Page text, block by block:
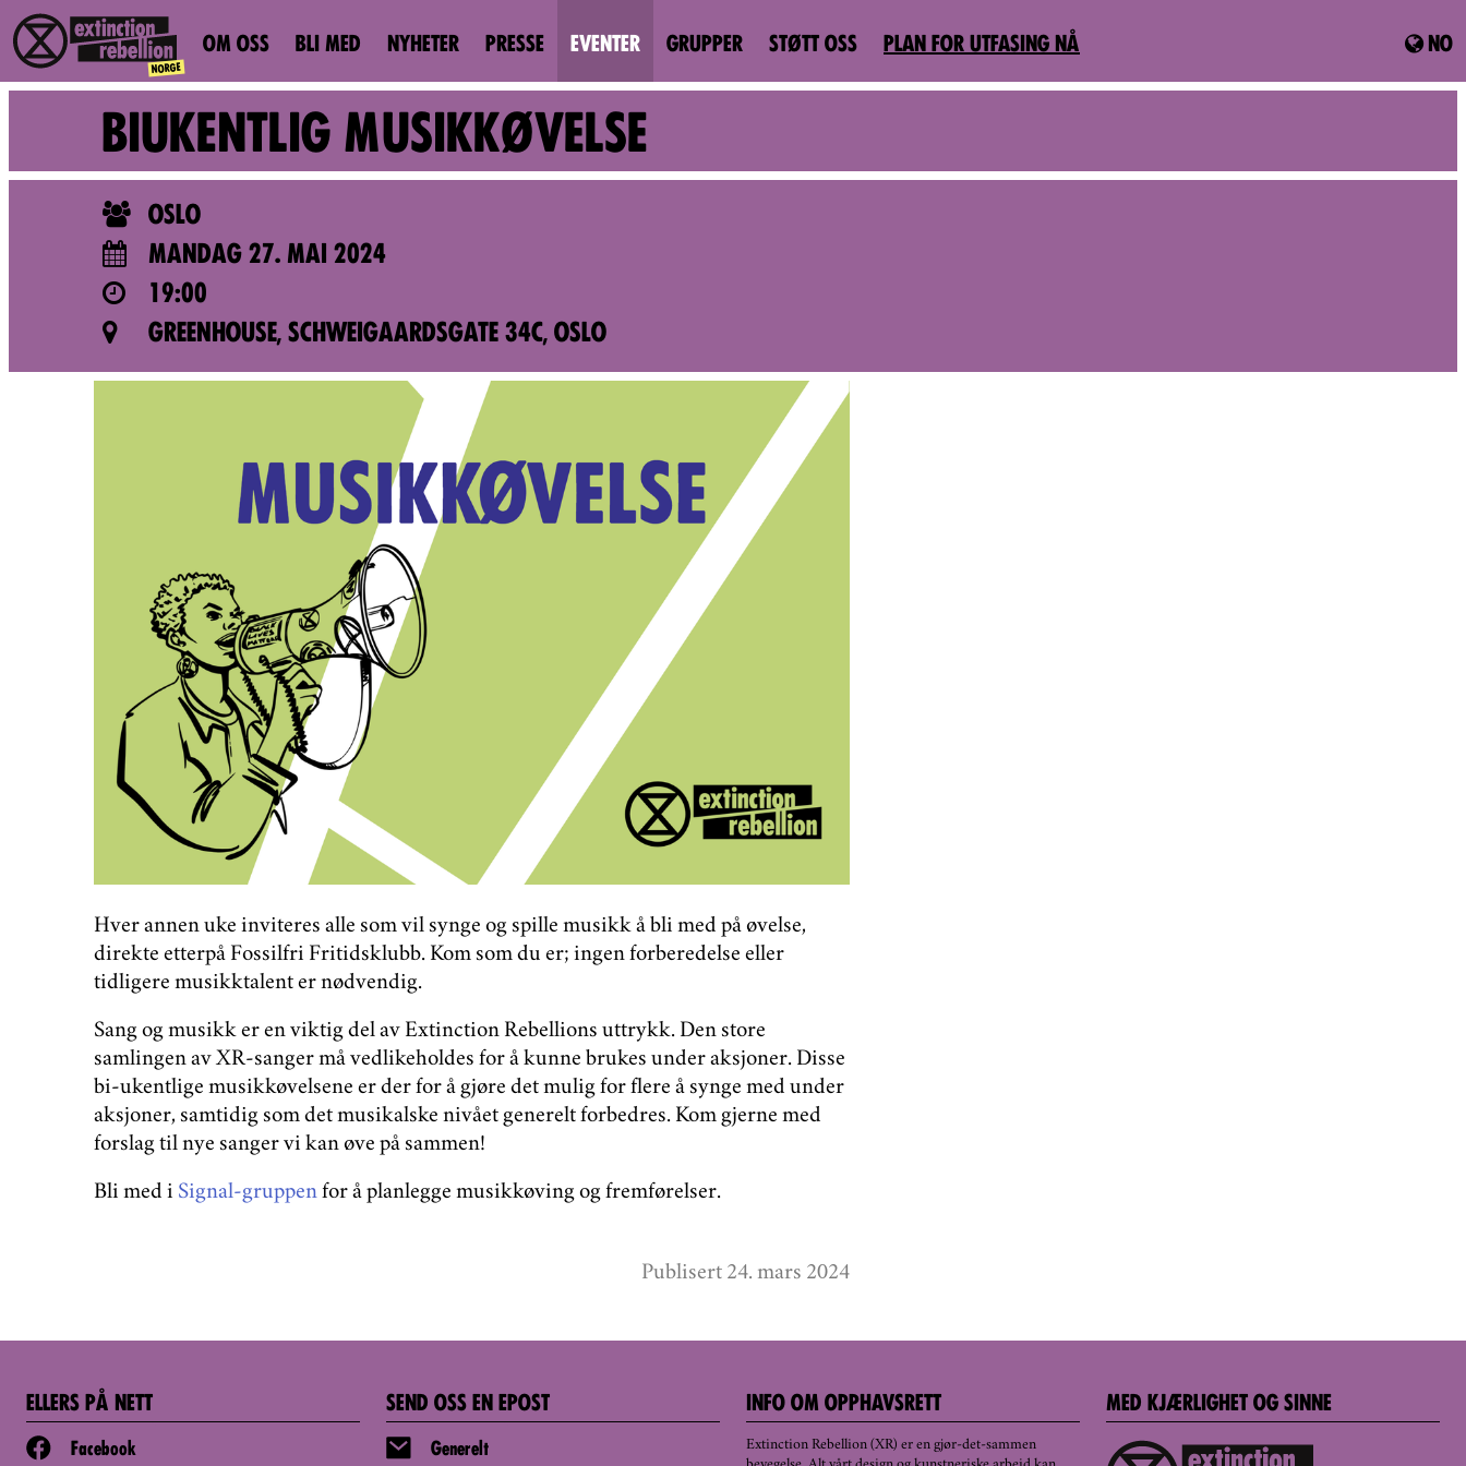
OM OSS BLI MED NYHETER PRESSE EVENTER GRUPPER STØTT OSS PLAN FOR UTFASING NÅ NO
BIUKENTLIG MUSIKKØVELSE
OSLO
MANDAG 27. MAI 2024
19:00
GREENHOUSE, SCHWEIGAARDSGATE 34C, OSLO
Hver annen uke inviteres alle som vil synge og spille musikk å bli med på øvelse,
direkte etterpå Fossilfri Fritidsklubb. Kom som du er; ingen forberedelse eller
tidligere musikktalent er nødvendig.
Sang og musikk er en viktig del av Extinction Rebellions uttrykk. Den store
samlingen av XR-sanger må vedlikeholdes for å kunne brukes under aksjoner. Disse
bi-ukentlige musikkøvelsene er der for å gjøre det mulig for flere å synge med under
aksjoner, samtidig som det musikalske nivået generelt forbedres. Kom gjerne med
forslag til nye sanger vi kan øve på sammen!
Bli med i Signal-gruppen for å planlegge musikkøving og fremførelser.
Publisert 24. mars 2024
ELLERS PÅ NETT
Facebook
SEND OSS EN EPOST
Generelt
INFO OM OPPHAVSRETT
Extinction Rebellion (XR) er en gjør-det-sammen
MED KJÆRLIGHET OG SINNE